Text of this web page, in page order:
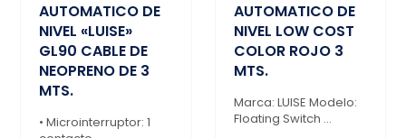
AUTOMATICO DE
NIVEL «LUISE»
GL90 CABLE DE
NEOPRENO DE 3
MTS.
• Microinterruptor: 1
AUTOMATICO DE
NIVEL LOW COST
COLOR ROJO 3
MTS.
Marca: LUISE Modelo:
Floating Switch ...